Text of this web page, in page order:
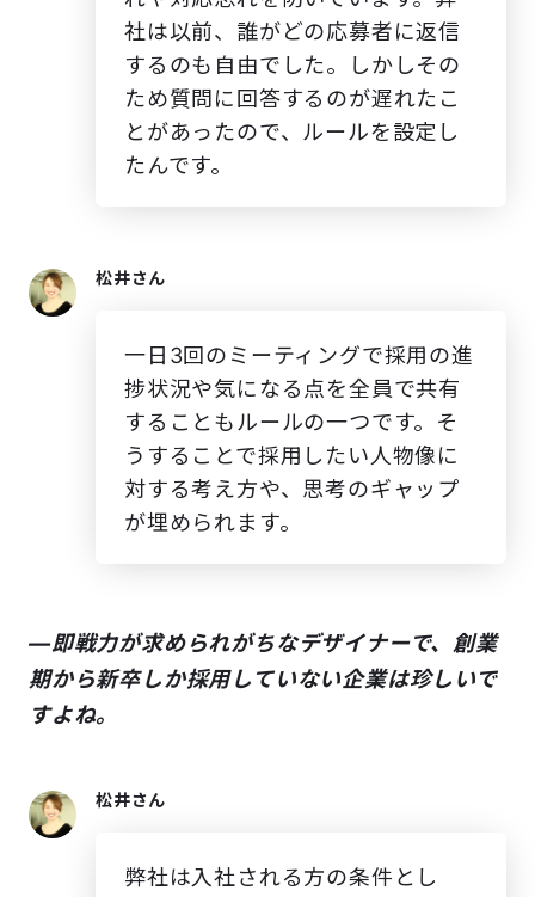
社は以前、誰がどの応募者に返信
するのも自由でした。しかしその
ため質問に回答するのが遅れたこ
とがあったので、ルールを設定し
たんです。
松井さん
一日3回のミーティングで採用の進
捗状況や気になる点を全員で共有
することもルールの一つです。そ
うすることで採用したい人物像に
対する考え方や、思考のギャップ
が埋められます。
―即戦力が求められがちなデザイナーで、創業
期から新卒しか採用していない企業は珍しいで
すよね。
松井さん
弊社は入社される方の条件とし